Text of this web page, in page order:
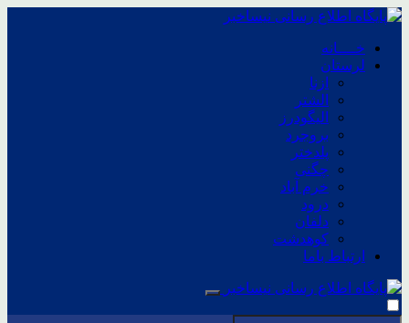
خــــانه
لرستان
ازنا
الشتر
الیگودرز
بروجرد
پلدختر
چگنی
خرم آباد
درود
دلفان
کوهدشت
ارتباط باما